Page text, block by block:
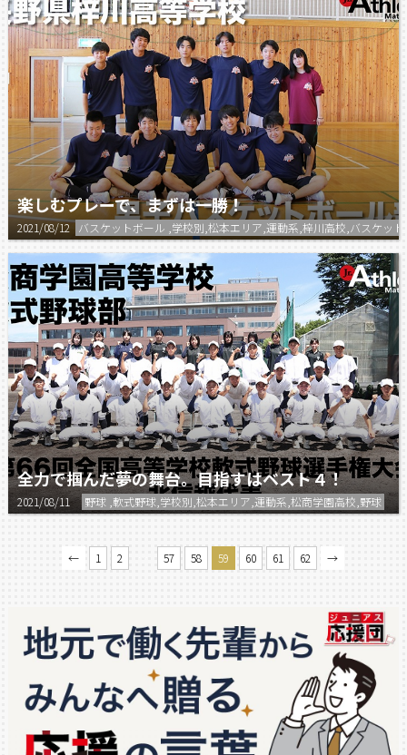
楽しむプレーで、まずは一勝！
2021/08/12 バスケットボール ,学校別,松本エリア,運動系,梓川高校,バスケッ
全力で掴んだ夢の舞台。目指すはベスト４！
2021/08/11 野球 ,軟式野球,学校別,松本エリア,運動系,松商学園高校,野球
← 1 2 57 58 59 60 61 62 →